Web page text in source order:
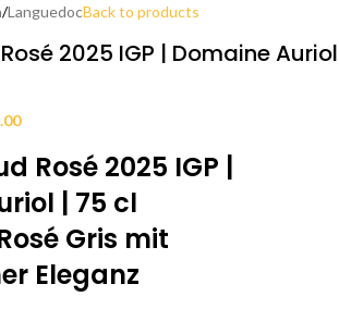
/LanguedocBack to products
2025 IGP | Domaine Auriol
Rosé 2025 IGP |
| 75 cl
Gris mit
Eleganz